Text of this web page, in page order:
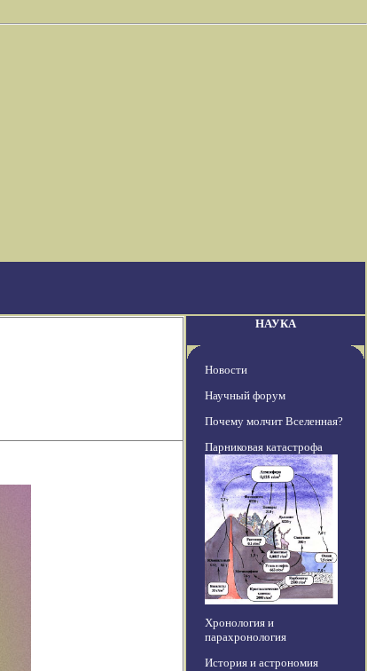
НАУКА
Новости
Научный форум
Почему молчит Вселенная?
Парниковая катастрофа
Хронология и
парахронология
История и астрономия